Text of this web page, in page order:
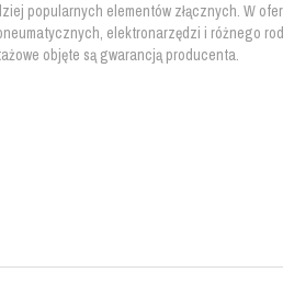
popularnych elementów złącznych. W
elektronarzędzi i różnego
objęte są gwarancją producenta.